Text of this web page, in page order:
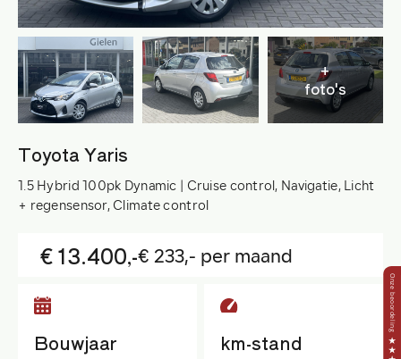
+
foto's
Toyota Yaris
1.5 Hybrid 100pk Dynamic | Cruise control, Navigatie, Licht
+ regensensor, Climate control
€ 13.400,-€ 233,- per maand
Bouwjaar km-stand